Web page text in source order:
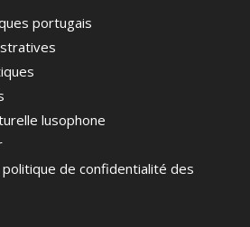
portugais
lusophone
de confidentialité des